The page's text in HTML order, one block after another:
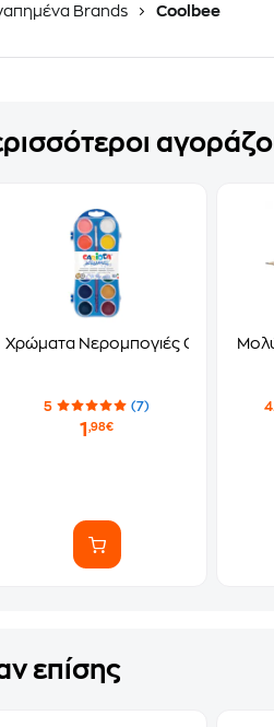
Brands Coolbee
Χρώματα Νερομπογιές Carioca 12
5 (7)
1,98€
επίσης